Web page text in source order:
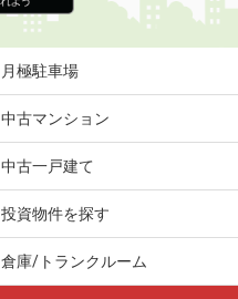
月極駐車場
中古マンション
中古一戸建て
投資物件を探す
倉庫/トランクルーム